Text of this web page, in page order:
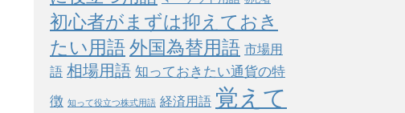
初心者がまずは抑えておき
たい用語外国為替用語 市場用
語 相場用語 知っておきたい通貨の特
徴 知って役立つ株式用語 経済用語 覚えて